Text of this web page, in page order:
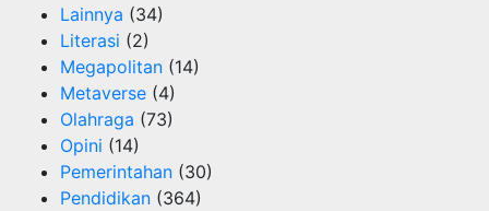
Lainnya (34)
Literasi (2)
Megapolitan (14)
Metaverse (4)
Olahraga (73)
Opini (14)
Pemerintahan (30)
Pendidikan (364)